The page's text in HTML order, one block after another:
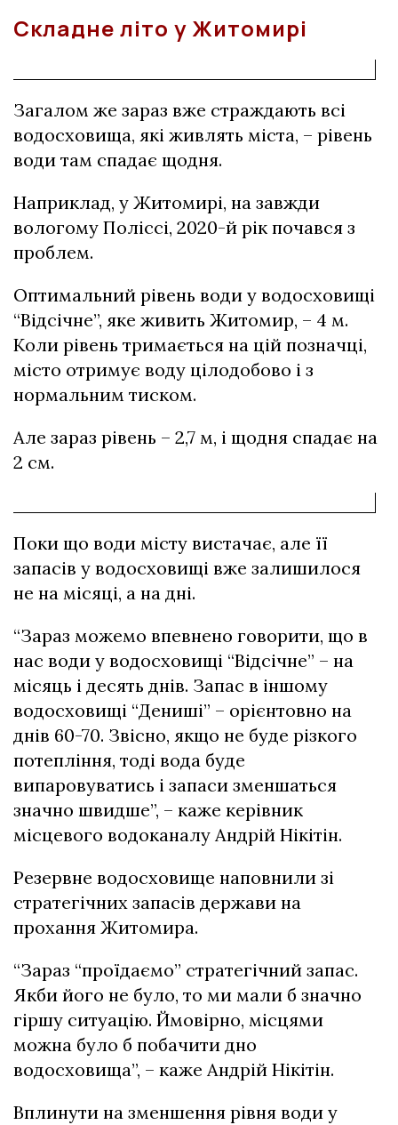
Складне літо у Житомирі
Загалом же зараз вже страждають всі
водосховища, які живлять міста, – рівень
води там спадає щодня.
Наприклад, у Житомирі, на завжди
вологому Поліссі, 2020-й рік почався з
проблем.
Оптимальний рівень води у водосховищі
“Відсічне”, яке живить Житомир, – 4 м.
Коли рівень тримається на цій позначці,
місто отримує воду цілодобово і з
нормальним тиском.
Але зараз рівень – 2,7 м, і щодня спадає на
2 см.
Поки що води місту вистачає, але її
запасів у водосховищі вже залишилося
не на місяці, а на дні.
“Зараз можемо впевнено говорити, що в
нас води у водосховищі “Відсічне” – на
місяць і десять днів. Запас в іншому
водосховищі “Дениші” – орієнтовно на
днів 60-70. Звісно, якщо не буде різкого
потепління, тоді вода буде
випаровуватись і запаси зменшаться
значно швидше”, – каже керівник
місцевого водоканалу Андрій Нікітін.
Резервне водосховище наповнили зі
стратегічних запасів держави на
прохання Житомира.
“Зараз “проїдаємо” стратегічний запас.
Якби його не було, то ми мали б значно
гіршу ситуацію. Ймовірно, місцями
можна було б побачити дно
водосховища”, – каже Андрій Нікітін.
Вплинути на зменшення рівня води у